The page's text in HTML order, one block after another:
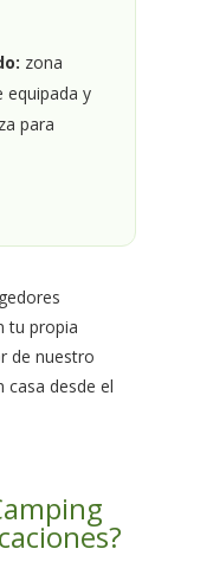
zona
y
para
tu propia
de nuestro
casa desde el